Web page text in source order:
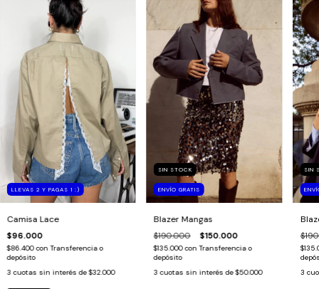
LLEVAS 2 Y PAGAS 1 :)
Camisa Lace
$96.000
$86.400con Transferencia o
depósito
3 cuotas sin interés de$32.000
SIN STOCK
ENVÍO GRATIS
Blazer Mangas
$190.000 $150.000
$135.000con Transferencia o
depósito
3 cuotas sin interés de$50.000
SIN
3